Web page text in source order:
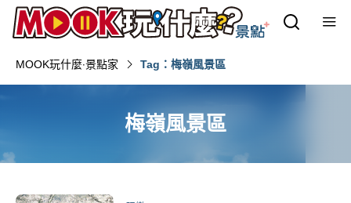
MOOK玩什麼‧景點家 Tag：梅嶺風景區
梅嶺風景區